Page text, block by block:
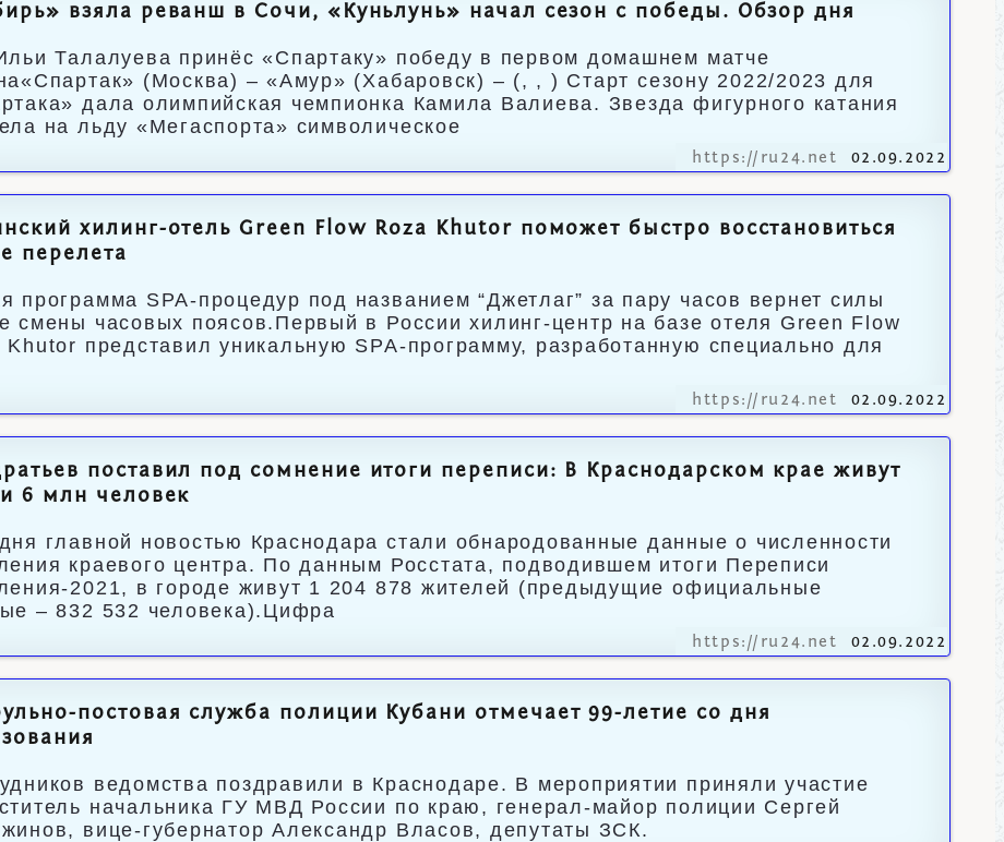
взяла реванш в Сочи, «Куньлунь» начал сезон с победы. Обзор дня
Талалуева принёс «Спартаку» победу в первом домашнем матче
(Москва) – «Амур» (Хабаровск) – (, , ) Старт сезону 2022/2023 для
дала олимпийская чемпионка Камила Валиева. Звезда фигурного катания
на льду «Мегаспорта» символическое
https://ru24.net 02.09.2022
хилинг-отель Green Flow Roza Khutor поможет быстро восстановиться
перелета
программа SPA-процедур под названием “Джетлаг” за пару часов вернет силы
смены часовых поясов.Первый в России хилинг-центр на базе отеля Green Flow
Khutor представил уникальную SPA-программу, разработанную специально для
https://ru24.net 02.09.2022
поставил под сомнение итоги переписи: В Краснодарском крае живут
6 млн человек
главной новостью Краснодара стали обнародованные данные о численности
краевого центра. По данным Росстата, подводившем итоги Переписи
2021, в городе живут 1 204 878 жителей (предыдущие официальные
– 832 532 человека).Цифра
https://ru24.net 02.09.2022
постовая служба полиции Кубани отмечает 99-летие со дня
ведомства поздравили в Краснодаре. В мероприятии приняли участие
начальника ГУ МВД России по краю, генерал-майор полиции Сергей
вице-губернатор Александр Власов, депутаты ЗСК.